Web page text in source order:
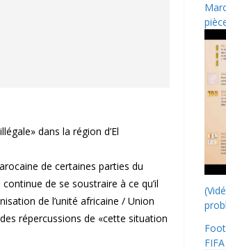
dans la région d’El
de certaines parties du
de se soustraire à ce qu’il
de l’unité africaine / Union
répercussions de «cette situation
FIFA